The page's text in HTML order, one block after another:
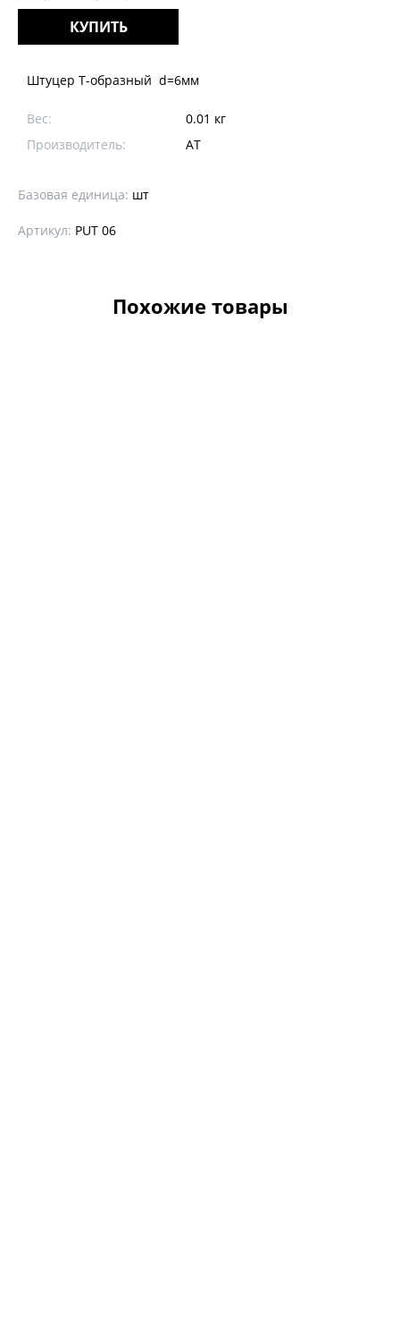
КУПИТЬ
Штуцер Т-образный d=6мм
Вес:
0.01 кг
Производитель:
АТ
Базовая единица: шт
Артикул: PUT 06
Похожие товары